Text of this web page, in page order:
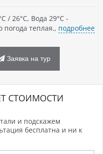
/ 26°C, Вода 29°C -
теплая., подробнее
Заявка на тур
СТОИМОСТИ
и подскажем
бесплатна и ни к